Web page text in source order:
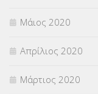
Μάιος 2020
Απρίλιος 2020
Μάρτιος 2020